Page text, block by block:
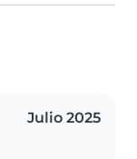
Julio 2025